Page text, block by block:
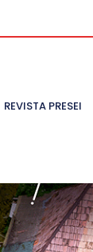
REVISTA PRESEI